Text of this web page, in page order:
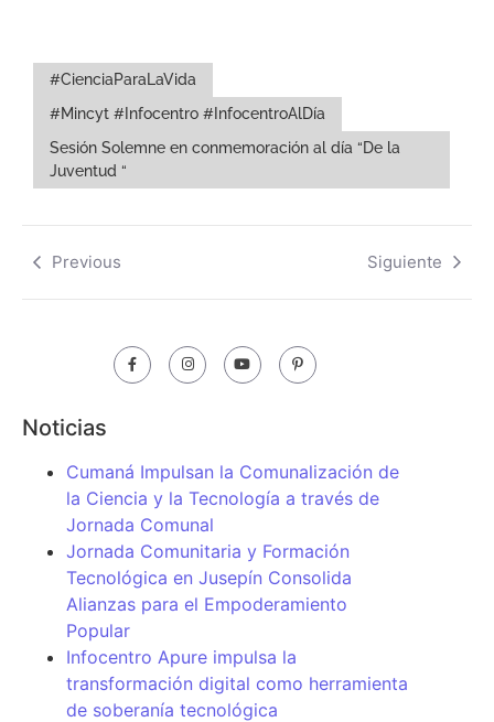
#CienciaParaLaVida
#Mincyt #Infocentro #InfocentroAlDía
Sesión Solemne en conmemoración al día “De la
Juventud “
Previous Siguiente
Noticias
Cumaná Impulsan la Comunalización de
la Ciencia y la Tecnología a través de
Jornada Comunal
Jornada Comunitaria y Formación
Tecnológica en Jusepín Consolida
Alianzas para el Empoderamiento
Popular
Infocentro Apure impulsa la
transformación digital como herramienta
de soberanía tecnológica